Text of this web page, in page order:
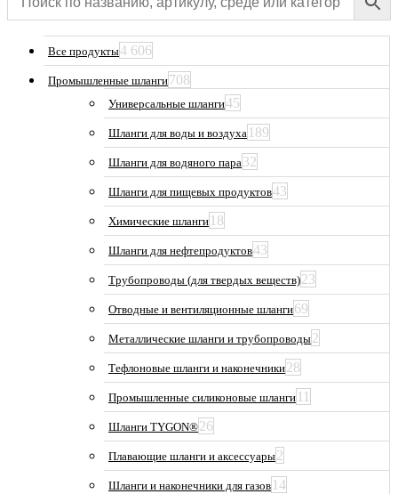
Все продукты4 606
Промышленные шланги708
Универсальные шланги45
Шланги для воды и воздуха 189
Шланги для водяного пара32
Шланги для пищевых продуктов43
Химические шланги 18
Шланги для нефтепродуктов43
Трубопроводы (для твердых веществ)23
Отводные и вентиляционные шланги69
Металлические шланги и трубопроводы2
Тефлоновые шланги и наконечники28
Промышленные силиконовые шланги 11
Шланги TYGON®26
Плавающие шланги и аксессуары2
Шланги и наконечники для газов 14